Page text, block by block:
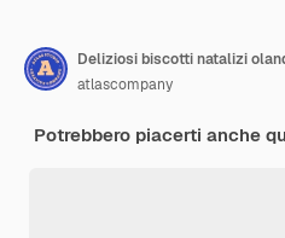
Deliziosi biscotti natalizi
atlascompany
Potrebbero piacerti anche